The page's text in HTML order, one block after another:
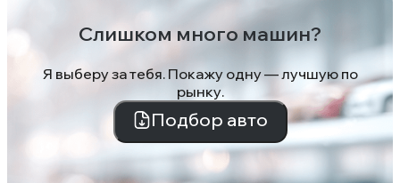
Слишком много машин?
Я выберу за тебя. Покажу одну — лучшую по
рынку.
Подбор авто